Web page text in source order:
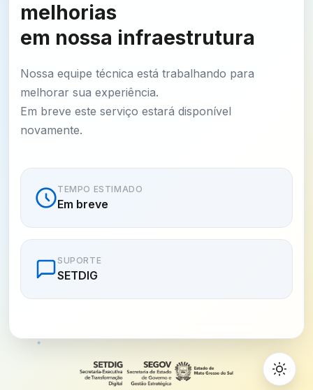
melhorias
em nossa infraestrutura
Nossa equipe técnica está trabalhando para
melhorar sua experiência.
Em breve este serviço estará disponível
novamente.
TEMPO ESTIMADO
Em breve
SUPORTE
SETDIG